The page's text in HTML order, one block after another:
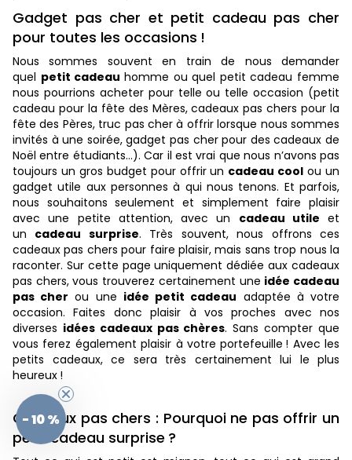
Gadget pas cher et petit cadeau pas cher
pour toutes les occasions !
Nous sommes souvent en train de nous demander
quel petit cadeau homme ou quel petit cadeau femme
nous pourrions acheter pour telle ou telle occasion (petit
cadeau pour la fête des Mères, cadeaux pas chers pour la
fête des Pères, truc pas cher à offrir lorsque nous sommes
invités à une soirée, gadget pas cher pour des cadeaux de
Noël entre étudiants…). Car il est vrai que nous n’avons pas
toujours un gros budget pour offrir un cadeau cool ou un
gadget utile aux personnes à qui nous tenons. Et parfois,
nous souhaitons seulement et simplement faire plaisir
avec une petite attention, avec un cadeau utile et
un cadeau surprise. Très souvent, nous offrons ces
cadeaux pas chers pour faire plaisir, mais sans trop nous la
raconter. Sur cette page uniquement dédiée aux cadeaux
pas chers, vous trouverez certainement une idée cadeau
pas cher ou une idée petit cadeau adaptée à votre
occasion. Faites donc plaisir à vos proches avec nos
diverses idées cadeaux pas chères. Sans compter que
vous ferez également plaisir à votre portefeuille ! Avec les
petits cadeaux, ce sera très certainement lui le plus
heureux !
Cadeaux pas chers : Pourquoi ne pas offrir un
petit cadeau surprise ?
- 10 %